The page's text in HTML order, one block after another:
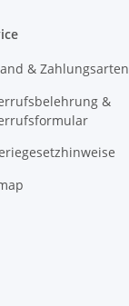
& Zahlungsarten
&